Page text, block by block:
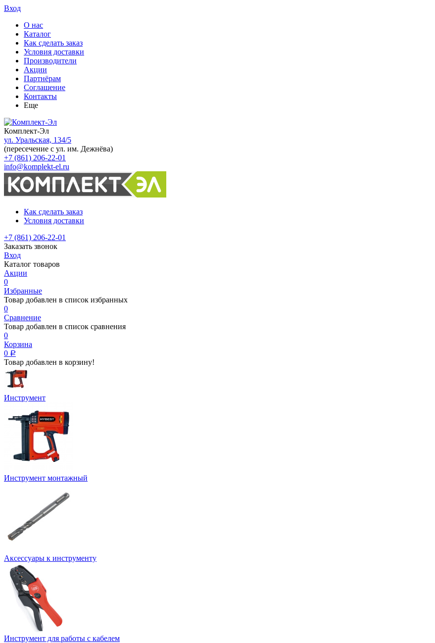
Вход
О нас
Каталог
Как сделать заказ
Условия доставки
Производители
Акции
Партнёрам
Соглашение
Контакты
Еще
Комплект-Эл
ул. Уральская, 134/5
(пересечение с ул. им. Дежнёва)
+7 (861) 206-22-01
info@komplekt-el.ru
Как сделать заказ
Условия доставки
+7 (861) 206-22-01
Заказать звонок
Вход
Каталог товаров
Акции
0
Избранные
Товар добавлен в список избранных
0
Сравнение
Товар добавлен в список сравнения
0
Корзина
0 Р
Товар добавлен в корзину!
Инструмент
Инструмент монтажный
Аксессуары к инструменту
Инструмент для работы с кабелем